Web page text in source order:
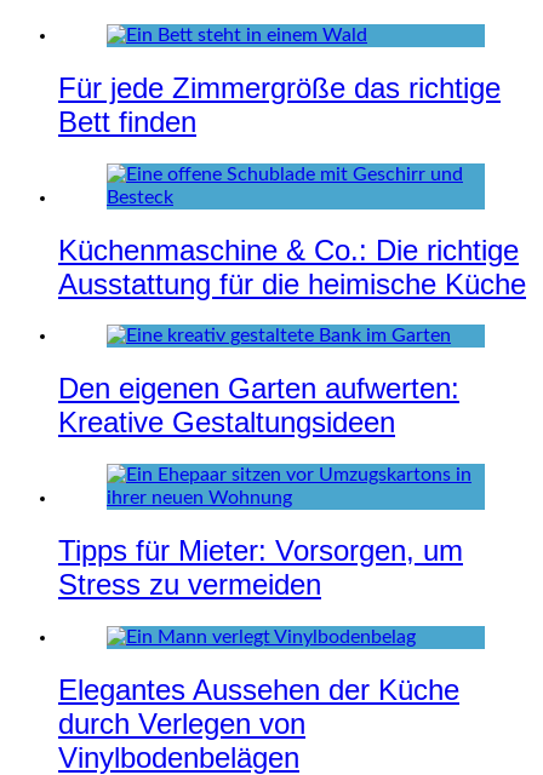
Für jede Zimmergröße das richtige
Bett finden
Küchenmaschine & Co.: Die richtige
Ausstattung für die heimische Küche
Den eigenen Garten aufwerten:
Kreative Gestaltungsideen
Tipps für Mieter: Vorsorgen, um
Stress zu vermeiden
Elegantes Aussehen der Küche
durch Verlegen von
Vinylbodenbelägen